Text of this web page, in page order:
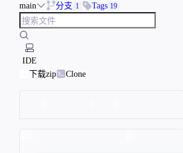
main 分支 1 Tags 19
IDE
下载zip
Clone